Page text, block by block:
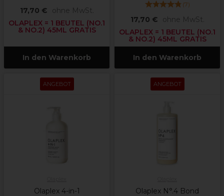
17,70 €
ohne MwSt.
OLAPLEX = 1 BEUTEL (NO.1
& NO.2) 45ML GRATIS
In den Warenkorb
(7)
17,70 €
ohne MwSt.
OLAPLEX = 1 BEUTEL (NO.1
& NO.2) 45ML GRATIS
In den Warenkorb
ANGEBOT
Olaplex 4-in-1
ANGEBOT
Olaplex N°.4 Bond